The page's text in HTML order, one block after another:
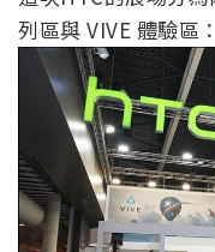
列區與 VIVE 體驗區：